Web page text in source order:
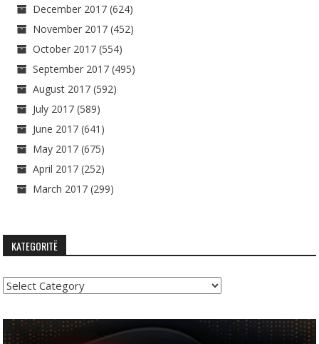
December 2017 (624)
November 2017 (452)
October 2017 (554)
September 2017 (495)
August 2017 (592)
July 2017 (589)
June 2017 (641)
May 2017 (675)
April 2017 (252)
March 2017 (299)
KATEGORITË
Kategoritë